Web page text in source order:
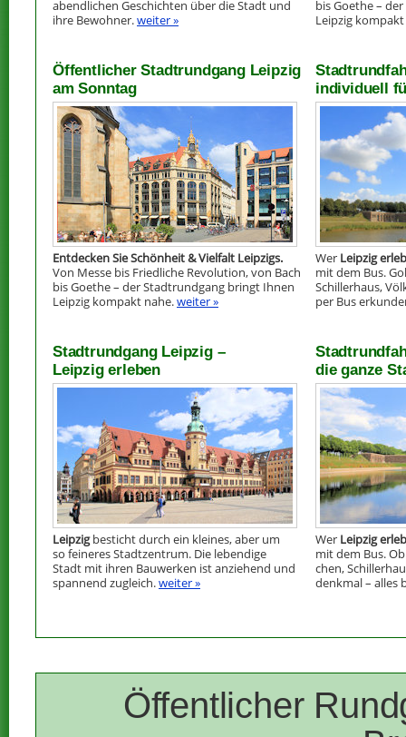
abendlichen Geschichten über die Stadt und
ihre Bewohner.weiter »
bis Goethe –
Leipzig
Öffentlicher Stadtrundgang Leipzig
am Sonntag
Entdecken Sie Schönheit & Vielfalt Leipzigs.
Von Messe bis Friedliche Revolution, von Bach
bis Goethe – der Stadtrundgang bringt Ihnen
Leipzig kompakt nahe.weiter »
individuell
Wer Leipzig
mit dem Bus.
Schillerhaus,
per Bus
Stadtrundgang Leipzig –
Leipzig erleben
Leipzigbesticht durch ein kleines, aber um
so feineres Stadtzentrum. Die lebendige
Stadt mit ihren Bauwerken ist anziehend und
spannend zugleich.weiter »
die ganze
Wer Leipzig
mit dem Bus.
chen,
denkmal – alles
Öffentlicher